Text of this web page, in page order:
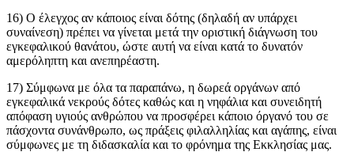
16) Ο έλεγχος αν κάποιος είναι δότης (δηλαδή αν υπάρχει
συναίνεση) πρέπει να γίνεται μετά την οριστική διάγνωση του
εγκεφαλικού θανάτου, ώστε αυτή να είναι κατά το δυνατόν
αμερόληπτη και ανεπηρέαστη.
17) Σύμφωνα με όλα τα παραπάνω, η δωρεά οργάνων από
εγκεφαλικά νεκρούς δότες καθώς και η νηφάλια και συνειδητή
απόφαση υγιούς ανθρώπου να προσφέρει κάποιο όργανό του σε
πάσχοντα συνάνθρωπο, ως πράξεις φιλαλληλίας και αγάπης, είναι
σύμφωνες με τη διδασκαλία και το φρόνημα της Εκκλησίας μας.